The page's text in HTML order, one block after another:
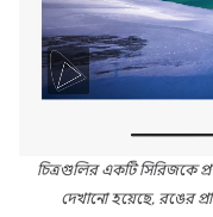
চিত্রগুলির একটি সিরিজকে
দেখানো হয়েছে, রঙের